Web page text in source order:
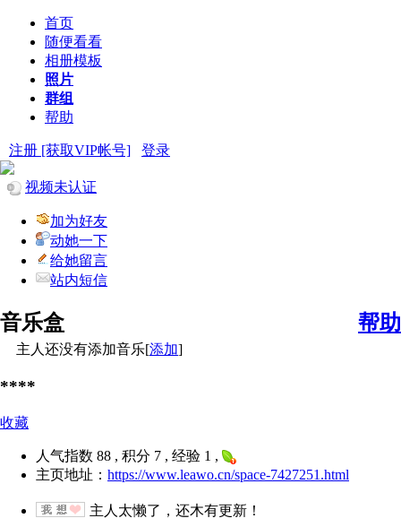
首页
随便看看
相册模板
照片
群组
帮助
注册 [获取VIP帐号] 登录
视频未认证
加为好友
动她一下
给她留言
站内短信
帮助
音乐盒
主人还没有添加音乐[添加]
****
收藏
人气指数 88 , 积分 7 , 经验 1 ,
主页地址： https://www.leawo.cn/space-7427251.html
主人太懒了，还木有更新！